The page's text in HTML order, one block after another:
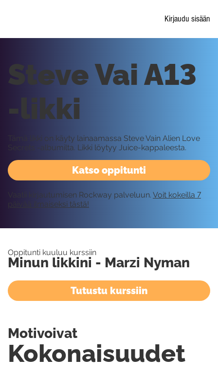
Kirjaudu sisään
Katso oppitunti
Steve Vai A13
-likki
Tämä likki on käyty lainaamassa Steve Vain Alien Love
Secrets -albumilta. Likki löytyy Juice-kappaleesta.
Vaatii kirjautumisen Rockway palveluun. Voit kokeilla 7
päivää ilmaiseksi tästä!
Oppitunti kuuluu kurssiin
Minun likkini - Marzi Nyman
Tutustu kurssiin
Kokonaisuudet
Motivoivat